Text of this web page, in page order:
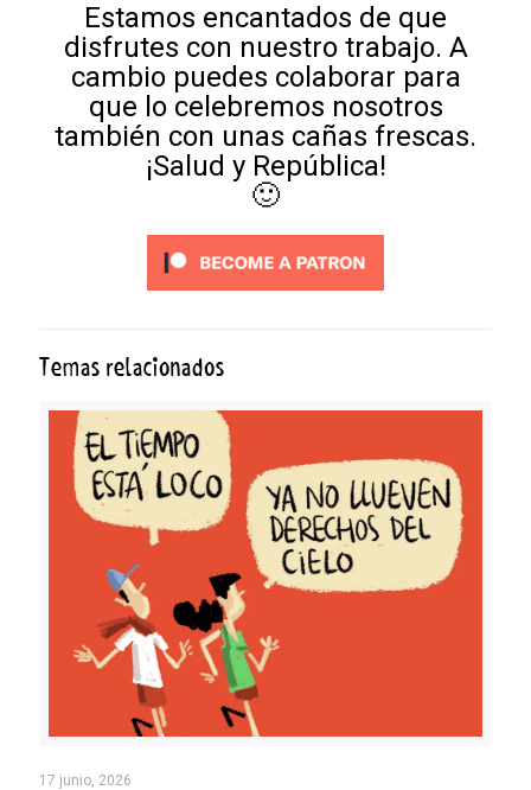
Estamos encantados de que
disfrutes con nuestro trabajo. A
cambio puedes colaborar para
que lo celebremos nosotros
también con unas cañas frescas.
¡Salud y República!
🙂
Temas relacionados
17 junio, 2026